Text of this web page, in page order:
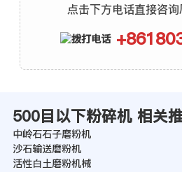
点击下方电话直接咨询
500目以下粉碎机 相关
中岭石石子磨粉机
沙石输送磨粉机
活性白土磨粉机械